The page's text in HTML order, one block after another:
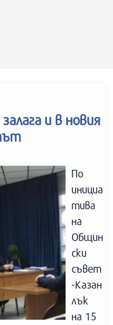
и в новия
По
инициа
тива
на
Общин
ски
съвет
-Казан
лък
на 15